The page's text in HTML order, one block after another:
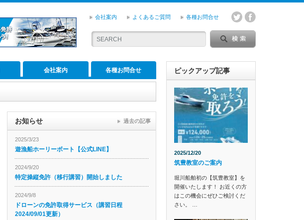
会社案内 よくあるご質問 各種お問合せ
会社案内 各種お問合せ
お知らせ
2025/3/23
遊漁船ホーリーボート【公式LINE】
2024/9/20
特定操縦免許（移行講習）開始しました
2024/9/8
ドローンの免許取得サービス（講習日程
2024/09/01更新）
過去の記事
ピックアップ記事
2025/12/20
筑豊教室のご案内
堀川船舶初の【筑豊教室】を
開催いたします！ お近くの方
はこの機会にぜひご検討くだ
さい。 …